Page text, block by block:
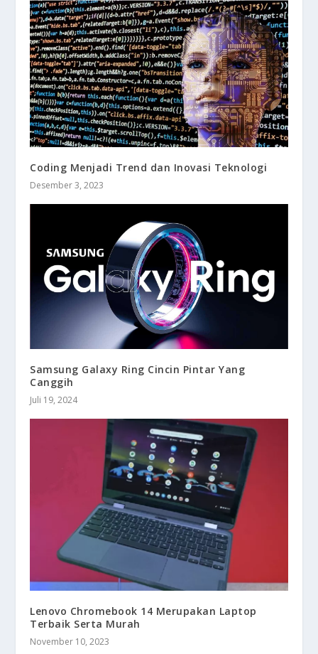
Coding Menjadi Trend dan Inovasi Teknologi
Desember 3, 2023
Samsung Galaxy Ring Cincin Pintar Yang
Canggih
Juli 19, 2024
Lenovo Chromebook 14 Merupakan Laptop
Terbaik Serta Murah
November 10, 2023